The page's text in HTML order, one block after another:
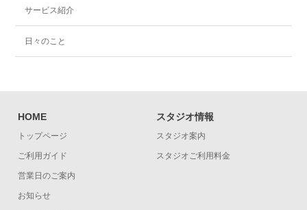
サービス紹介
日々のこと
HOME
トップページ
ご利用ガイド
営業日のご案内
お知らせ
スタジオ情報
スタジオ案内
スタジオご利用料金